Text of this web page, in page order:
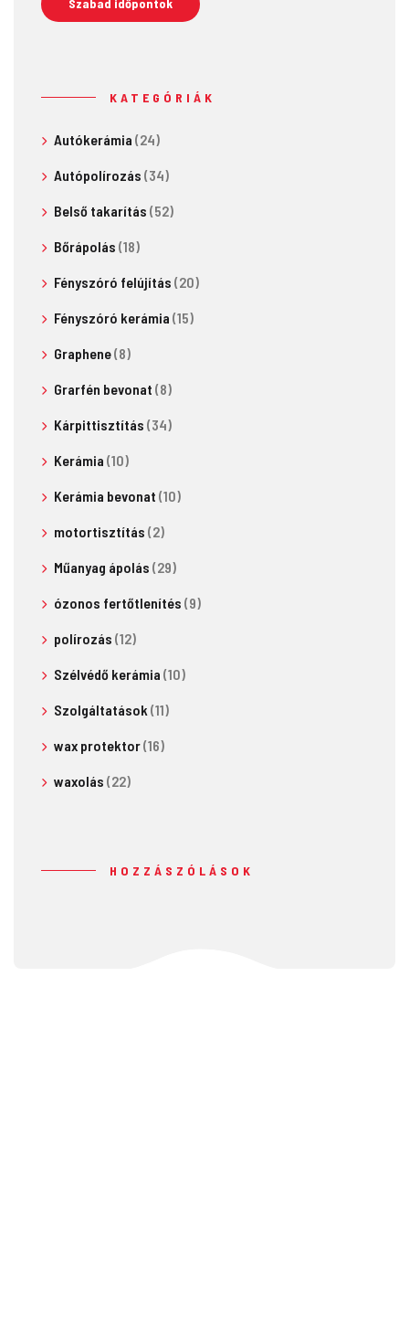
Szabad időpontok
KATEGÓRIÁK
Autókerámia (24)
Autópolírozás (34)
Belső takarítás (52)
Bőrápolás (18)
Fényszóró felújítás (20)
Fényszóró kerámia (15)
Graphene(8)
Grarfén bevonat (8)
Kárpittisztítás (34)
Kerámia (10)
Kerámia bevonat (10)
motortisztítás (2)
Műanyag ápolás (29)
ózonos fertőtlenítés (9)
polírozás (12)
Szélvédő kerámia (10)
Szolgáltatások (11)
wax protektor(16)
waxolás (22)
HOZZÁSZÓLÁSOK